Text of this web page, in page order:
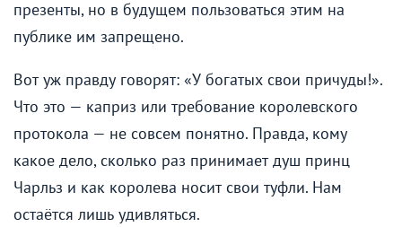
презенты, но в будущем пользоваться этим на
публике им запрещено.
Вот уж правду говорят: «У богатых свои причуды!».
Что это — каприз или требование королевского
протокола — не совсем понятно. Правда, кому
какое дело, сколько раз принимает душ принц
Чарльз и как королева носит свои туфли. Нам
остаётся лишь удивляться.